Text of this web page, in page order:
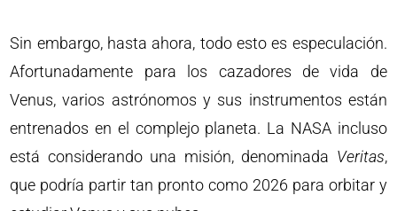
Sin embargo, hasta ahora, todo esto es especulación.
Afortunadamente para los cazadores de vida de
Venus, varios astrónomos y sus instrumentos están
entrenados en el complejo planeta. La NASA incluso
está considerando una misión, denominada Veritas,
que podría partir tan pronto como 2026 para orbitar y